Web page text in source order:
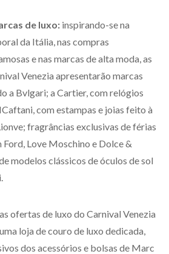
de luxo: inspirando-se na
da Itália, nas compras
e nas marcas de alta moda, as
Venezia apresentarão marcas
a Bvlgari; a Cartier, com relógios
com estampas e joias feito à
fragrâncias exclusivas de férias
Ford, Love Moschino e Dolce &
modelos clássicos de óculos de sol
as ofertas de luxo do Carnival Venezia
loja de couro de luxo dedicada,
dos acessórios e bolsas de Marc